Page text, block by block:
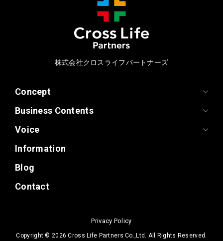
株式会社クロスライフパートナーズ
Concept
Business Contents
Voice
Information
Blog
Contact
Privacy Policy
Copyright © 2026 Cross Life Partners Co.,Ltd. All Rights Reserved.